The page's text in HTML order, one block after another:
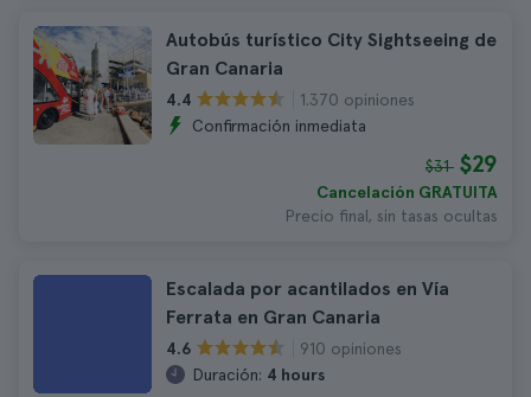
Autobús turístico City Sightseeing de
Gran Canaria
4.4
1.370 opiniones
Confirmación inmediata
$31 $29
Cancelación GRATUITA
Precio final, sin tasas ocultas
Escalada por acantilados en Vía
Ferrata en Gran Canaria
4.6
910 opiniones
Duración: 4 hours